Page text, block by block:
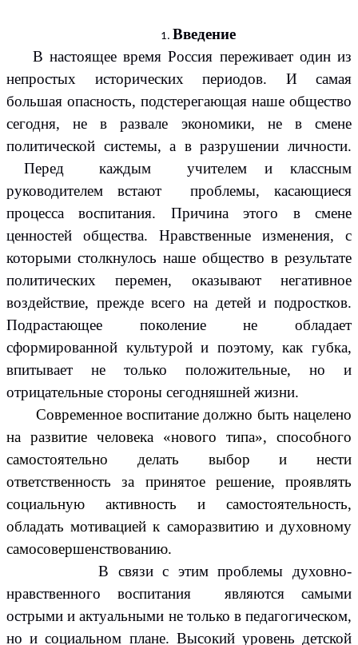
Введение
В настоящее время Россия переживает один из
непростых исторических периодов. И самая
большая опасность, подстерегающая наше общество
сегодня, не в развале экономики, не в смене
политической системы, а в разрушении личности.
Перед каждым учителем и классным
руководителем встают проблемы, касающиеся
процесса воспитания. Причина этого в смене
ценностей общества. Нравственные изменения, с
которыми столкнулось наше общество в результате
политических перемен, оказывают негативное
воздействие, прежде всего на детей и подростков.
Подрастающее поколение не обладает
сформированной культурой и поэтому, как губка,
впитывает не только положительные, но и
отрицательные стороны сегодняшней жизни.
Современное воспитание должно быть нацелено
на развитие человека «нового типа», способного
самостоятельно делать выбор и нести
ответственность за принятое решение, проявлять
социальную активность и самостоятельность,
обладать мотивацией к саморазвитию и духовному
самосовершенствованию.
В связи с этим проблемы духовно-
нравственного воспитания являются самыми
острыми и актуальными не только в педагогическом,
но и социальном плане. Высокий уровень детской